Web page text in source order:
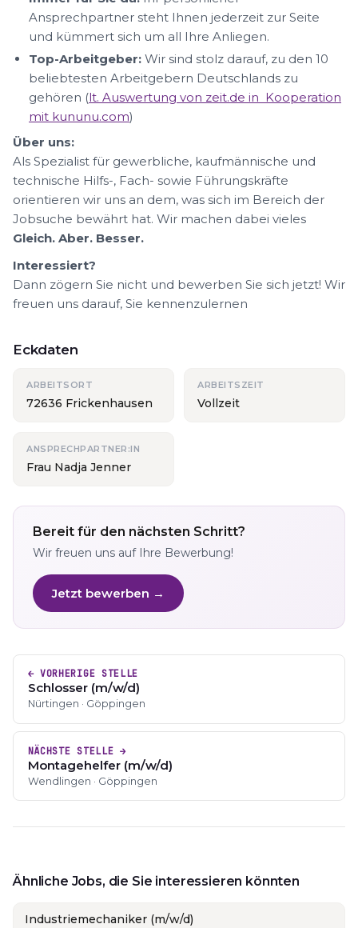
Ansprechpartner steht Ihnen jederzeit zur Seite
und kümmert sich um all Ihre Anliegen.
Top-Arbeitgeber: Wir sind stolz darauf, zu den 10
beliebtesten Arbeitgebern Deutschlands zu
gehören (lt. Auswertung von zeit.de in Kooperation
mit kununu.com)
Über uns:
Als Spezialist für gewerbliche, kaufmännische und
technische Hilfs-, Fach- sowie Führungskräfte
orientieren wir uns an dem, was sich im Bereich der
Jobsuche bewährt hat. Wir machen dabei vieles
Gleich. Aber. Besser.
Interessiert?
Dann zögern Sie nicht und bewerben Sie sich jetzt! Wir
freuen uns darauf, Sie kennenzulernen
Eckdaten
ARBEITSORT
72636 Frickenhausen
ARBEITSZEIT
Vollzeit
ANSPRECHPARTNER:IN
Frau Nadja Jenner
Bereit für den nächsten Schritt?
Wir freuen uns auf Ihre Bewerbung!
Jetzt bewerben →
← VORHERIGE STELLE
Schlosser (m/w/d)
Nürtingen · Göppingen
NÄCHSTE STELLE →
Montagehelfer (m/w/d)
Wendlingen · Göppingen
Ähnliche Jobs, die Sie interessieren könnten
Industriemechaniker (m/w/d)